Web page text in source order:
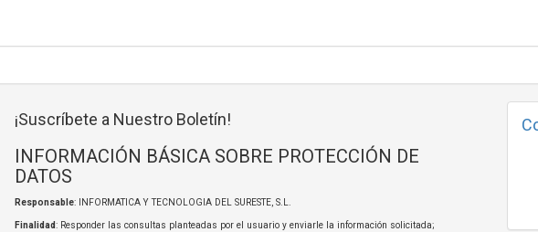
¡Suscríbete a Nuestro Boletín!
INFORMACIÓN BÁSICA SOBRE PROTECCIÓN DE
DATOS
Responsable: INFORMATICA Y TECNOLOGIA DEL SURESTE, S.L.
Finalidad: Responder las consultas planteadas por el usuario y enviarle la información solicitada;